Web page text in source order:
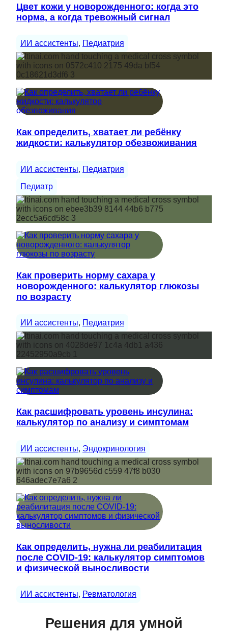
Цвет кожи у новорожденного: когда это
норма, а когда тревожный сигнал
ИИ ассистенты, Педиатрия
Как определить, хватает ли ребёнку
жидкости: калькулятор обезвоживания
ИИ ассистенты, Педиатрия
Педиатр
Как проверить норму сахара у
новорожденного: калькулятор глюкозы
по возрасту
ИИ ассистенты, Педиатрия
Как расшифровать уровень инсулина:
калькулятор по анализу и симптомам
ИИ ассистенты, Эндокринология
Как определить, нужна ли реабилитация
после COVID-19: калькулятор симптомов
и физической выносливости
ИИ ассистенты, Ревматология
Решения для умной